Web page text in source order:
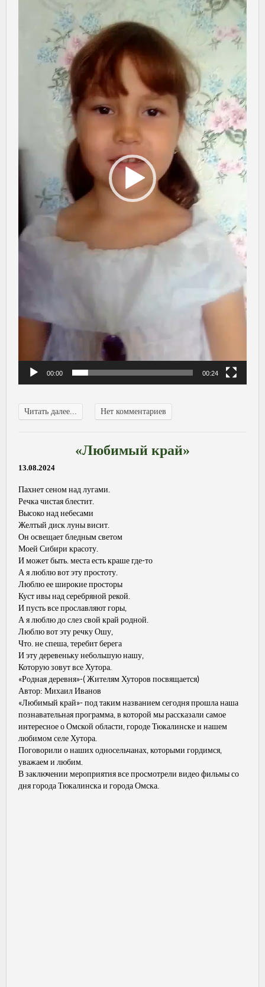
00:00 00:24
Читать далее... Нет комментариев
«Любимый край»
13.08.2024
Пахнет сеном над лугами.
Речка чистая блестит.
Высоко над небесами
Желтый диск луны висит.
Он освещает бледным светом
Моей Сибири красоту.
И может быть. места есть краше где-то
А я люблю вот эту простоту.
Люблю ее широкие просторы
Куст ивы над серебряной рекой.
И пусть все прославляют горы,
А я люблю до слез свой край родной.
Люблю вот эту речку Ошу,
Что. не спеша, теребит берега
И эту деревеньку небольшую нашу,
Которую зовут все Хутора.
«Родная деревня»-( Жителям Хуторов посвящается)
Автор: Михаил Иванов
«Любимый край»- под таким названием сегодня прошла наша
познавательная программа, в которой мы рассказали самое
интересное о Омской области, городе Тюкалинске и нашем
любимом селе Хутора.
Поговорили о наших односельчанах, которыми гордимся,
уважаем и любим.
В заключении мероприятия все просмотрели видео фильмы со
дня города Тюкалинска и города Омска.